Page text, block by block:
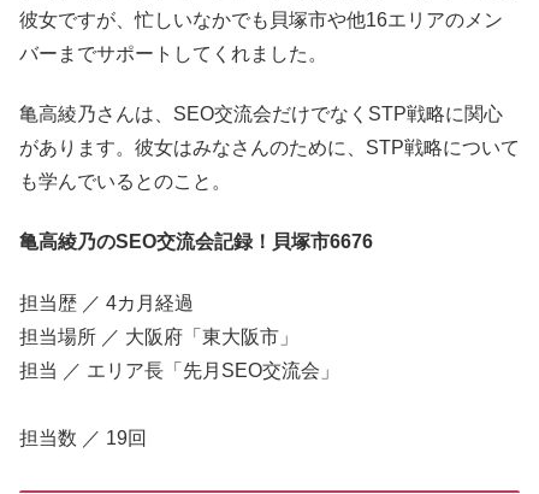
彼女ですが、忙しいなかでも貝塚市や他16エリアのメン
バーまでサポートしてくれました。
亀高綾乃さんは、SEO交流会だけでなくSTP戦略に関心
があります。彼女はみなさんのために、STP戦略について
も学んでいるとのこと。
亀高綾乃のSEO交流会記録！貝塚市6676
担当歴 ／ 4カ月経過
担当場所 ／ 大阪府「東大阪市」
担当 ／ エリア長「先月SEO交流会」
担当数 ／ 19回